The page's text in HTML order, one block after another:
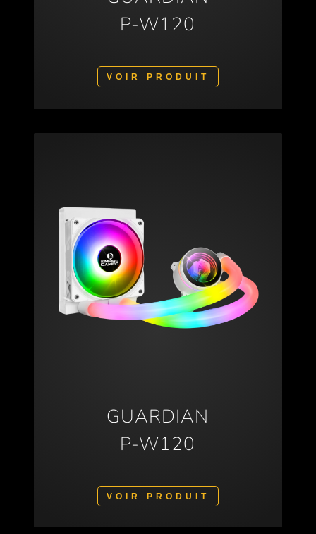
P-W120
VOIR PRODUIT
GUARDIAN
P-W120
VOIR PRODUIT